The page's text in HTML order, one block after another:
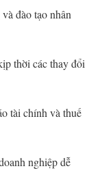
đào tạo nhân
thời các thay đổi
tài chính và thuế
nghiệp dễ